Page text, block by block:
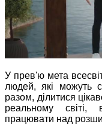
У прев'ю мета
людей, які можуть
разом, ділитися
реальному світі,
працювати над